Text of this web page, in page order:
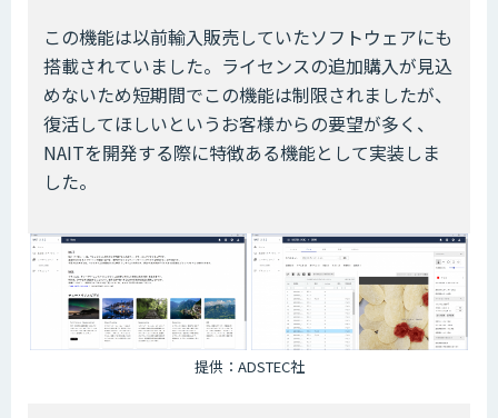
この機能は以前輸入販売していたソフトウェアにも
搭載されていました。ライセンスの追加購入が見込
めないため短期間でこの機能は制限されましたが、
復活してほしいというお客様からの要望が多く、
NAITを開発する際に特徴ある機能として実装しま
した。
提供：ADSTEC社